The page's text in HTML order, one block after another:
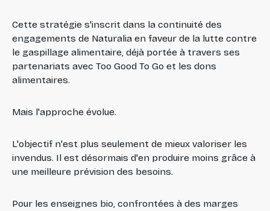
Cette stratégie s'inscrit dans la continuité des
engagements de Naturalia en faveur de la lutte contre
le gaspillage alimentaire, déjà portée à travers ses
partenariats avec Too Good To Go et les dons
alimentaires.
Mais l'approche évolue.
L'objectif n'est plus seulement de mieux valoriser les
invendus. Il est désormais d'en produire moins grâce à
une meilleure prévision des besoins.
Pour les enseignes bio, confrontées à des marges